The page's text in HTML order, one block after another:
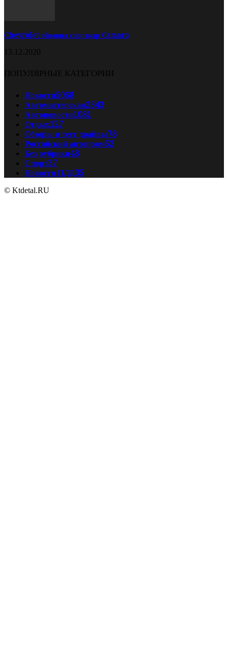
Chevrolet обновил спорткар Camaro
13.12.2020
ПОПУЛЯРНЫЕ КАТЕГОРИИ
Новости5068
Автомастерская2343
Автоновости1081
Отдых127
Обзоры и тест драйвы78
Российский автопром52
Без рубрики48
Спорт37
Новости ПДД35
© Ktdetal.RU